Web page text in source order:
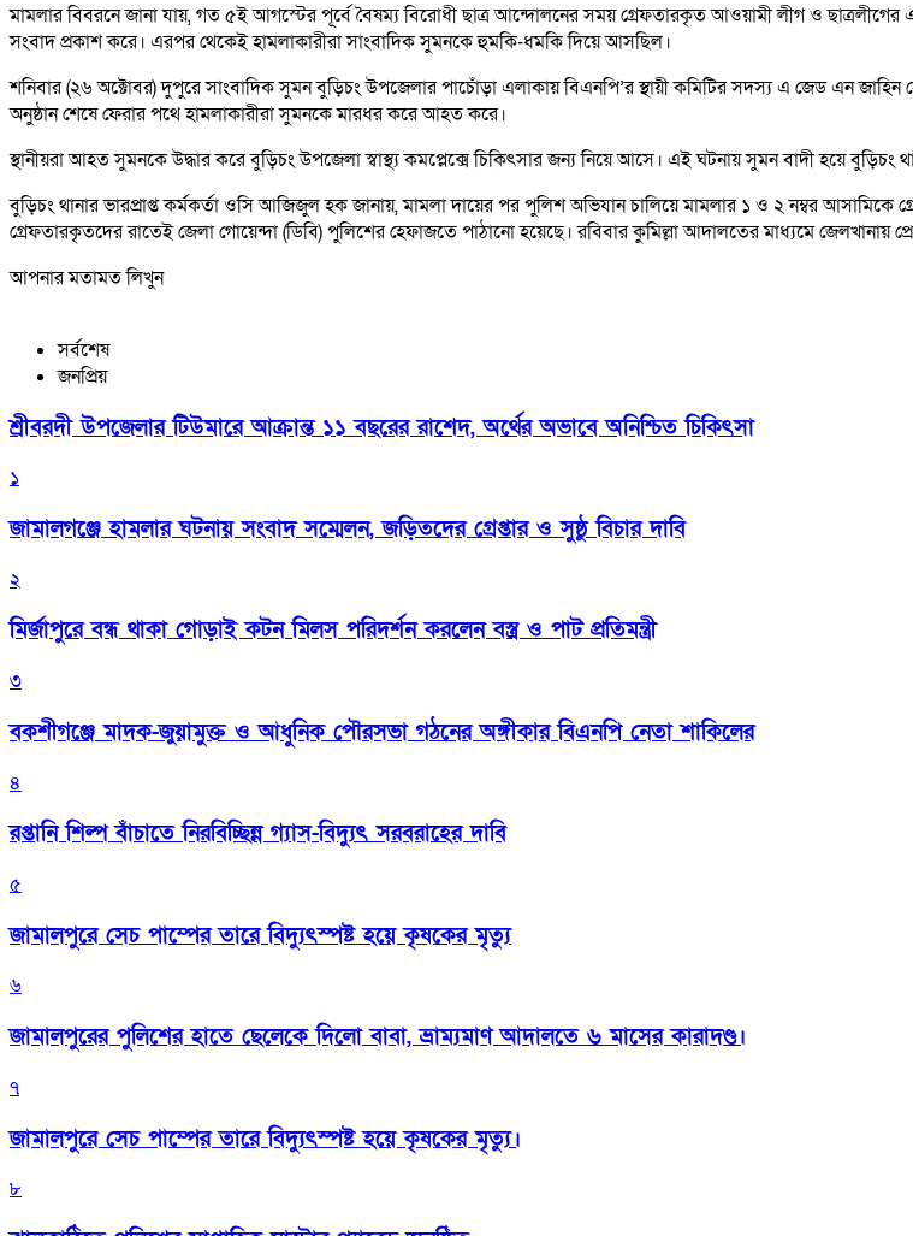
মামলার বিবরনে জানা যায়, গত ৫ই আগস্টের পূর্বে বৈষম্য বিরোধী ছাত্র আন্দোলনের সময় গ্রেফতারকৃত আওয়ামী লীগ ও ছাত্রলীগের
সংবাদ প্রকাশ করে। এরপর থেকেই হামলাকারীরা সাংবাদিক সুমনকে হুমকি-ধমকি দিয়ে আসছিল।
শনিবার (২৬ অক্টোবর) দুপুরে সাংবাদিক সুমন বুড়িচং উপজেলার পাচোঁড়া এলাকায় বিএনপি’র স্থায়ী কমিটির সদস্য এ জেড এন জাহিন
অনুষ্ঠান শেষে ফেরার পথে হামলাকারীরা সুমনকে মারধর করে আহত করে।
স্থানীয়রা আহত সুমনকে উদ্ধার করে বুড়িচং উপজেলা স্বাস্থ্য কমপ্লেক্সে চিকিৎসার জন্য নিয়ে আসে। এই ঘটনায় সুমন বাদী হয়ে বুড়িচং
বুড়িচং থানার ভারপ্রাপ্ত কর্মকর্তা ওসি আজিজুল হক জানায়, মামলা দায়ের পর পুলিশ অভিযান চালিয়ে মামলার ১ ও ২ নম্বর
গ্রেফতারকৃতদের রাতেই জেলা গোয়েন্দা (ডিবি) পুলিশের হেফাজতে পাঠানো হয়েছে। রবিবার কুমিল্লা আদালতের মাধ্যমে জেলখানায়
আপনার মতামত লিখুন
সর্বশেষ
জনপ্রিয়
শ্রীবরদী উপজেলার টিউমারে আক্রান্ত ১১ বছরের রাশেদ, অর্থের অভাবে অনিশ্চিত চিকিৎসা
১
জামালগঞ্জে হামলার ঘটনায় সংবাদ সম্মেলন, জড়িতদের গ্রেপ্তার ও সুষ্ঠু বিচার দাবি
২
মির্জাপুরে বন্ধ থাকা গোড়াই কটন মিলস পরিদর্শন করলেন বস্ত্র ও পাট প্রতিমন্ত্রী
৩
বকশীগঞ্জে মাদক-জুয়ামুক্ত ও আধুনিক পৌরসভা গঠনের অঙ্গীকার বিএনপি নেতা শাকিলের
৪
রপ্তানি শিল্প বাঁচাতে নিরবিচ্ছিন্ন গ্যাস-বিদ্যুৎ সরবরাহের দাবি
৫
জামালপুরে সেচ পাম্পের তারে বিদ্যুৎস্পষ্ট হয়ে কৃষকের মৃত্যু
৬
জামালপুরের পুলিশের হাতে ছেলেকে দিলো বাবা, ভ্রাম্যমাণ আদালতে ৬ মাসের কারাদণ্ড।
৭
জামালপুরে সেচ পাম্পের তারে বিদ্যুৎস্পষ্ট হয়ে কৃষকের মৃত্যু।
৮